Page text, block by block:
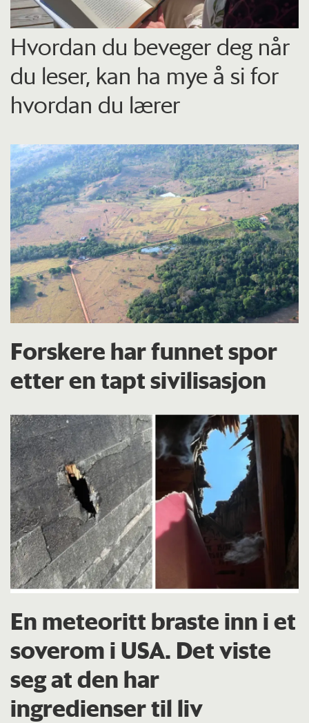
Hvordan du beveger deg når
du leser, kan ha mye å si for
hvordan du lærer
Forskere har funnet spor
etter en tapt sivilisasjon
En meteoritt braste inn i et
soverom i USA. Det viste
seg at den har
ingredienser til liv